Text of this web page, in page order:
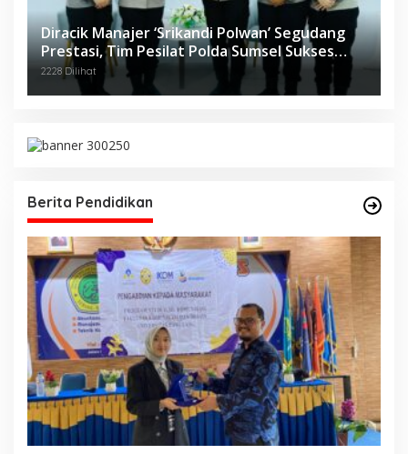
Diracik Manajer ‘Srikandi Polwan’ Segudang
Prestasi, Tim Pesilat Polda Sumsel Sukses
Diajang Kejurnas Menpora Cup II 2024
2228 Dilihat
Berita Pendidikan